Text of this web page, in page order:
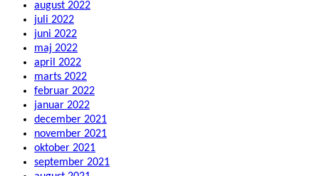
august 2022
juli 2022
juni 2022
maj 2022
april 2022
marts 2022
februar 2022
januar 2022
december 2021
november 2021
oktober 2021
september 2021